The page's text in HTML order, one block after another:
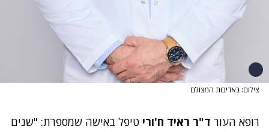
צילום: באדיבות המצולם
רופא העור ד"ר ראיד ח'ורי טיפל באישה שמספרת: "שנים